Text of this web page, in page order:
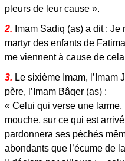
pleurs de leur cause ».
2. Imam Sadiq (as) a dit :
martyr des enfants de
me viennent à cause de
3. Le sixième Imam, l’Imam
père, l’Imam Bâqer (as) :
« Celui qui verse une
mouche, sur ce qui est
pardonnera ses péchés
abondants que l’écume de